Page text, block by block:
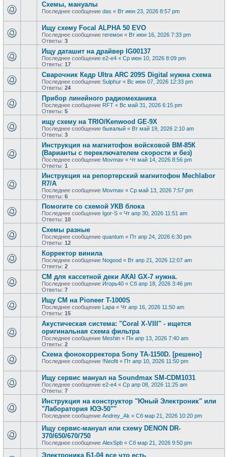
Схемы, мануалы
Последнее сообщение das « Вт июн 23, 2026 8:57 pm
Ищу схему Focal ALPHA 50 EVO
Последнее сообщение гегемон « Вт июн 16, 2026 7:33 pm
Ответы: 3
Ищу даташит на драйвер IG00137
Последнее сообщение e2-e4 « Ср июн 10, 2026 8:09 pm
Ответы: 17
Сварочник Кедр Ultra ARC 209S Digital нужна схема
Последнее сообщение Sulphur « Вс июн 07, 2026 12:33 pm
Ответы: 24
Прибор линейного радиомеханика
Последнее сообщение RFT « Вс май 31, 2026 6:15 pm
Ответы: 5
ищу схему на TRIO/Kenwood GE-9X
Последнее сообщение бывалый « Вт май 19, 2026 2:10 am
Ответы: 3
Инструкция на магнитофон войсковой ВМ-85К
(Варианты с переключателем скорости и без)
Последнее сообщение Movmav « Чт май 14, 2026 8:56 pm
Ответы: 1
Инструкция на репортерский магнитофон Mechlabor
R7/A
Последнее сообщение Movmav « Ср май 13, 2026 7:57 pm
Ответы: 6
Помогите со схемой УКВ блока
Последнее сообщение Igor-S « Чт апр 30, 2026 11:51 am
Ответы: 10
Схемы разные
Последнее сообщение quantum « Пт апр 24, 2026 6:30 pm
Ответы: 12
Корректор винила
Последнее сообщение Nogood « Вт апр 21, 2026 12:07 am
Ответы: 2
СМ для касcетной деки АКАI GX-7 нужна.
Последнее сообщение Игорь40 « Сб апр 18, 2026 3:46 pm
Ответы: 7
Ищу СМ на Pioneer T-1000S
Последнее сообщение Lapa « Чт апр 16, 2026 11:50 am
Ответы: 15
Акустическая система: "Coral X-VIII" - ищется
оригинальная схема фильтра
Последнее сообщение Meshin « Пн апр 13, 2026 7:40 am
Ответы: 2
Схема фонокорректора Sony TA-1150D. [решено]
Последнее сообщение !Neofit « Пт апр 10, 2026 11:50 pm
Ищу сервис мануал на Soundmax SM-CDM1031
Последнее сообщение e2-e4 « Ср апр 08, 2026 11:25 am
Ответы: 7
Инструкция на конструктор "Юный Электроник" или
"Лаборатория ЮЭ-50""
Последнее сообщение Andrey_Ak « Сб мар 21, 2026 10:20 pm
Ищу сервис-мануал или схему DENON DR-
370/650/670/750
Последнее сообщение AlexSpb « Сб мар 21, 2026 9:50 pm
Электроника Б1-04 все что есть